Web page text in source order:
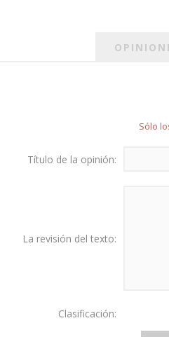
Sólo
Título de la opinión:
La revisión del texto:
Clasificación: